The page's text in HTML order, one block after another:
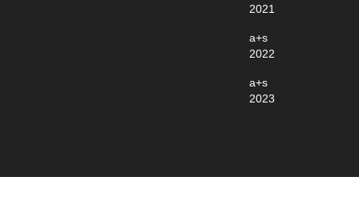
2021
a+s
2022
a+s
2023